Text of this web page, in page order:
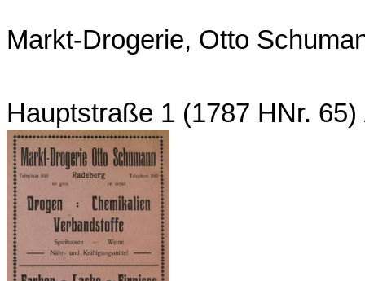
Markt-Drogerie, Otto
Hauptstraße 1 (1787 HNr.